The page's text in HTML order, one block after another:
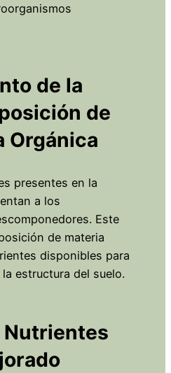
de la
de
Orgánica
presentes en la
a los
Este
de materia
disponibles para
estructura del suelo.
Nutrientes